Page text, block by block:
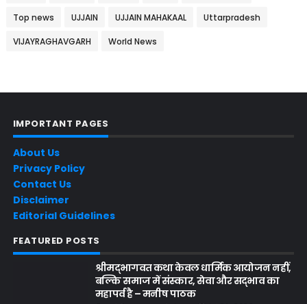
Top news UJJAIN UJJAIN MAHAKAAL Uttarpradesh
VIJAYRAGHAVGARH World News
IMPORTANT PAGES
About Us
Privacy Policy
Contact Us
Disclaimer
Editorial Guidelines
FEATURED POSTS
श्रीमद्भागवत कथा केवल धार्मिक आयोजन नहीं,
बल्कि समाज में संस्कार, सेवा और सद्भाव का
महापर्व है – मनीष पाठक